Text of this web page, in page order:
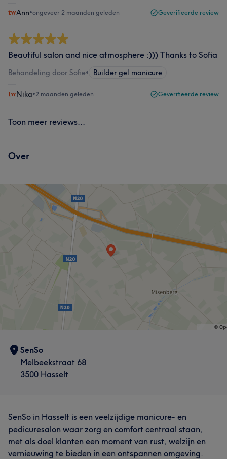
Ann•ongeveer 2 maanden geleden Geverifieerde review
Beautiful salon and nice atmosphere :))) Thanks to Sofia
Behandeling door Sofie• Builder gel manicure
Nika•2 maanden geleden Geverifieerde review
Toon meer reviews...
Over
SenSo
Melbeekstraat 68
3500 Hasselt
SenSo in Hasselt is een veelzijdige manicure- en
pedicuresalon waar zorg en comfort centraal staan,
met als doel klanten een moment van rust, welzijn en
vernieuwing te bieden in een ontspannen omgeving.